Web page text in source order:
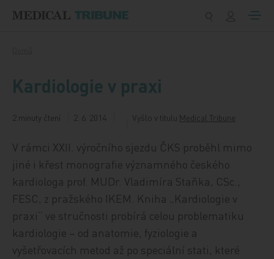
Kardiologie v praxi
2 minuty čtení 2. 6. 2014 Vyšlo v titulu Medical Tribune
V rámci XXII. výročního sjezdu ČKS proběhl mimo
jiné i křest monografie významného českého
kardiologa prof. MUDr. Vladimíra Staňka, CSc.,
FESC, z pražského IKEM. Kniha „Kardiologie v
praxi“ ve stručnosti probírá celou problematiku
kardiologie – od anatomie, fyziologie a
vyšetřovacích metod až po speciální stati, které